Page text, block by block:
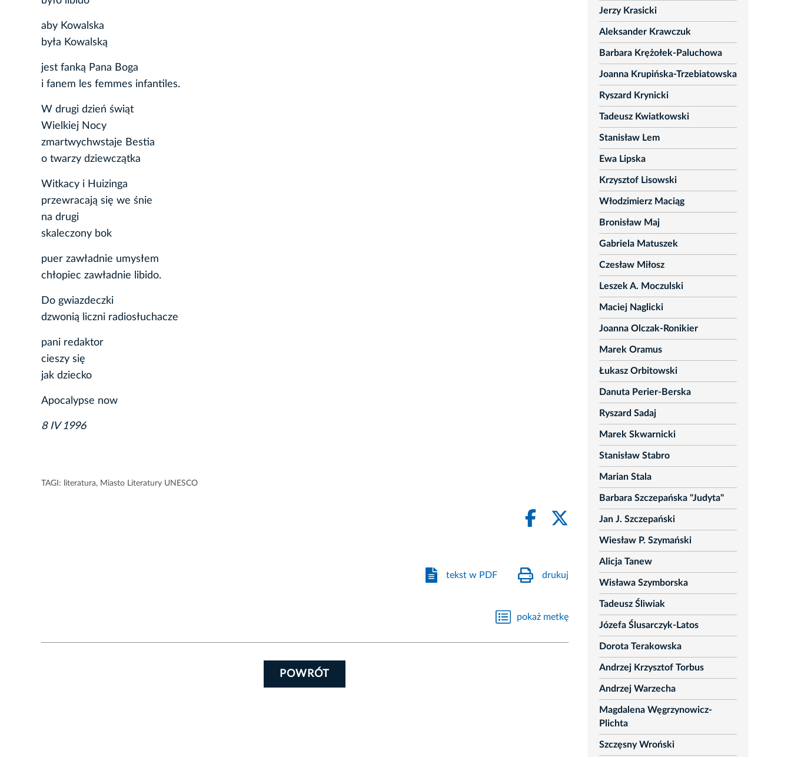
aby Kowalska
była Kowalską
jest fanką Pana Boga
i fanem les femmes infantiles.
W drugi dzień świąt
Wielkiej Nocy
zmartwychwstaje Bestia
o twarzy dziewczątka
Witkacy i Huizinga
przewracają się we śnie
na drugi
skaleczony bok
puer zawładnie umysłem
chłopiec zawładnie libido.
Do gwiazdeczki
dzwonią liczni radiosłuchacze
pani redaktor
cieszy się
jak dziecko
Apocalypse now
8 IV 1996
TAGI: literatura, Miasto Literatury UNESCO
tekst w PDF drukuj
pokaż metkę
POWRÓT
Jerzy Krasicki
Aleksander Krawczuk
Barbara Krężołek-Paluchowa
Joanna Krupińska-Trzebiatowska
Ryszard Krynicki
Tadeusz Kwiatkowski
Stanisław Lem
Ewa Lipska
Krzysztof Lisowski
Włodzimierz Maciąg
Bronisław Maj
Gabriela Matuszek
Czesław Miłosz
Leszek A. Moczulski
Maciej Naglicki
Joanna Olczak-Ronikier
Marek Oramus
Łukasz Orbitowski
Danuta Perier-Berska
Ryszard Sadaj
Marek Skwarnicki
Stanisław Stabro
Marian Stala
Barbara Szczepańska "Judyta"
Jan J. Szczepański
Wiesław P. Szymański
Alicja Tanew
Wisława Szymborska
Tadeusz Śliwiak
Józefa Ślusarczyk-Latos
Dorota Terakowska
Andrzej Krzysztof Torbus
Andrzej Warzecha
Magdalena Węgrzynowicz-
Plichta
Szczęsny Wroński